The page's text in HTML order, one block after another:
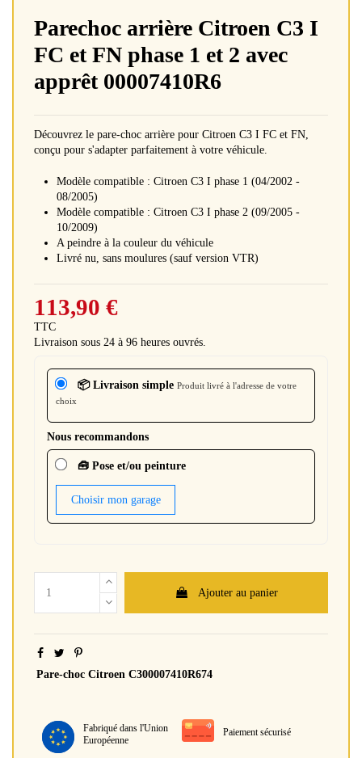
Parechoc arrière Citroen C3 I
FC et FN phase 1 et 2 avec
apprêt 00007410R6
Découvrez le pare-choc arrière pour Citroen C3 I FC et FN,
conçu pour s'adapter parfaitement à votre véhicule.
Modèle compatible : Citroen C3 I phase 1 (04/2002 -
08/2005)
Modèle compatible : Citroen C3 I phase 2 (09/2005 -
10/2009)
A peindre à la couleur du véhicule
Livré nu, sans moulures (sauf version VTR)
113,90 €
TTC
Livraison sous 24 à 96 heures ouvrés.
📦 Livraison simple Produit livré à l'adresse de votre
choix
Nous recommandons
🧰 Pose et/ou peinture
Choisir mon garage
Ajouter au panier
Pare-choc Citroen C300007410R674
Fabriqué dans l'Union
Européenne
Paiement sécurisé